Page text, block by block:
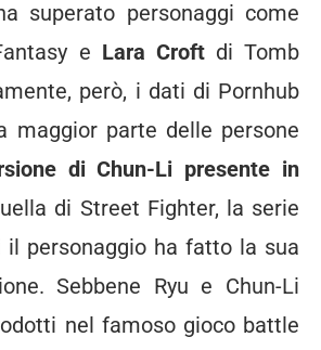
superato personaggi come
e Lara Croftdi Tomb
però, i dati di Pornhub
maggior parte delle persone
di Chun-Li presente in
di Street Fighter, la serie
il personaggio ha fatto la sua
Sebbene Ryu e Chun-Li
nel famoso gioco battle